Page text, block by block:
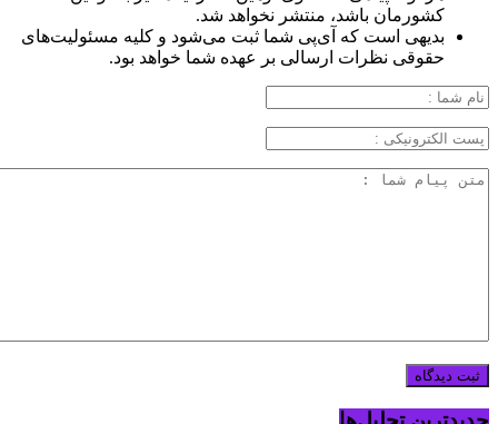
کشورمان باشد، منتشر نخواهد شد.
بدیهی است که آی‌پی شما ثبت می‌شود و کلیه مسئولیت‌های
حقوقی نظرات ارسالی بر عهده شما خواهد بود.